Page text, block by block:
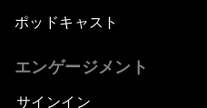
ポッドキャスト
エンゲージメント
サインイン